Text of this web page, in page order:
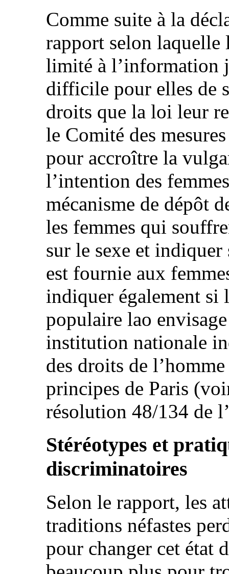
Comme suite à la
rapport selon laquelle
limité à l’information
difficile pour elles de
droits que la loi leur
le Comité des
pour accroître la
l’intention des
mécanisme de dépôt
les femmes qui
sur le sexe et
est fournie aux
indiquer également si
populaire lao
institution nationale
des droits de
principes de Paris
résolution 48/134 de
Stéréotypes et
discriminatoires
Selon le rapport, les
traditions néfastes
pour changer cet état